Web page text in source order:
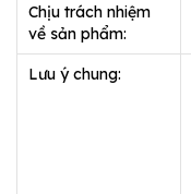
Chịu trách nhiệm
về sản phẩm:
Lưu ý chung: